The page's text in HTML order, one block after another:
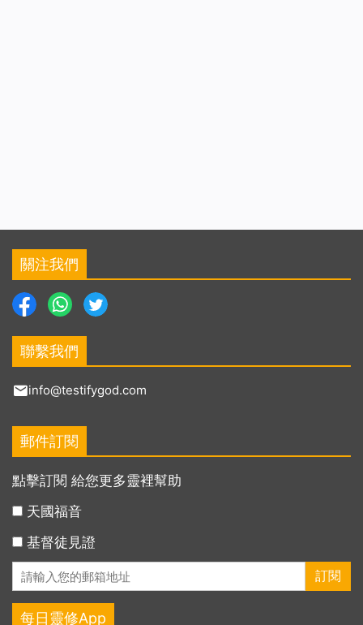
關注我們
聯繫我們
info@testifygod.com
郵件訂閱
點擊訂閱 給您更多靈裡幫助
天國福音
基督徒見證
每日靈修App